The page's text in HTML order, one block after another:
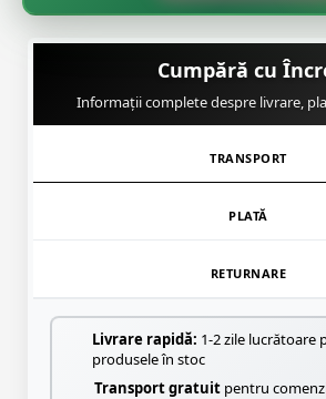
🌸
Cumpără cu
Informații complete despre livrare,
TRANSPORT
PLATĂ
RETURNARE
Livrare rapidă: 1-2 zile lucrătoare
produsele în stoc
Transport gratuit pentru